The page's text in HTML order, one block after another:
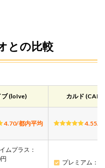
との比較
ブ (loIve) カルド
4.70/都内平均 4.55/
ムプラス：
プレミアム：